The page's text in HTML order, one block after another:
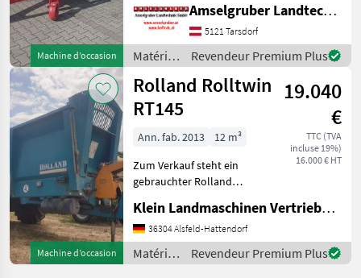
Machine d’occasion
(Stärkste Materialstärken +
Beste Materialen und Beste
Komponenten der
führenden TOP Hersteller!)
Sei
Amselgruber Landtechnik GmbH
5121 Tarsdorf
Matériels
de
fertilisation
et
irrigation
/ Fuchs
Revendeur Premium Plus
Machine d’occasion
Rolland Rolltwin
RT145
19.040
€
TTC (TVA
incluse 19%)
16.000 € HT
Ann. fab. 2013
12 m³
Zum Verkauf steht ein
gebrauchter Rolland
Tiefladerbauweise, Modell
Rolltwin RT145 mit
Vertikalstreuwerk.
Funktionsfähig und sofort
Klein Landmaschinen Vertriebs GmbH
36304 Alsfeld-Hattendorf
Matériels
de
Revendeur Premium Plus